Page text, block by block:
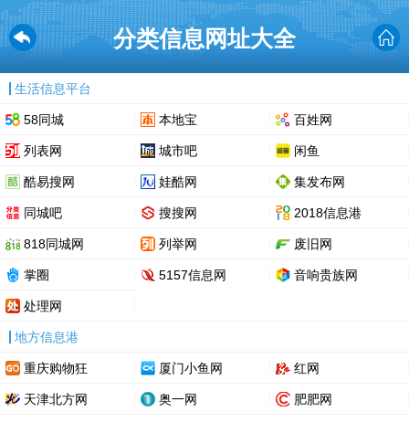
分类信息网址大全
生活信息平台
58同城 本地宝 百姓网
列表网 城市吧 闲鱼
酷易搜网 娃酷网 集发布网
同城吧 搜搜网 2018信息港
818同城网 列举网 废旧网
掌圈 5157信息网 音响贵族网
处理网
地方信息港
重庆购物狂 厦门小鱼网 红网
天津北方网 奥一网 肥肥网